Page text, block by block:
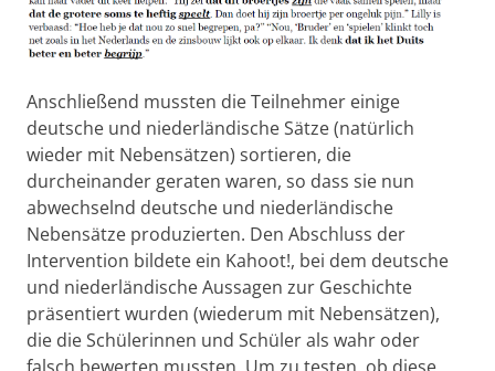
Anschließend mussten die Teilnehmer einige
deutsche und niederländische Sätze (natürlich
wieder mit Nebensätzen) sortieren, die
durcheinander geraten waren, so dass sie nun
abwechselnd deutsche und niederländische
Nebensätze produzierten. Den Abschluss der
Intervention bildete ein Kahoot!, bei dem deutsche
und niederländische Aussagen zur Geschichte
präsentiert wurden (wiederum mit Nebensätzen),
die die Schülerinnen und Schüler als wahr oder
falsch bewerten mussten. Um zu testen, ob diese